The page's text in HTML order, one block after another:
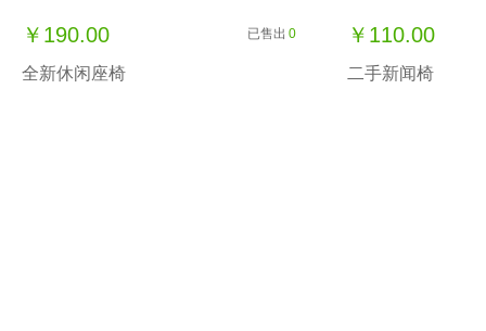
￥190.00 已售出 0
全新休闲座椅
￥110.00
二手新闻椅